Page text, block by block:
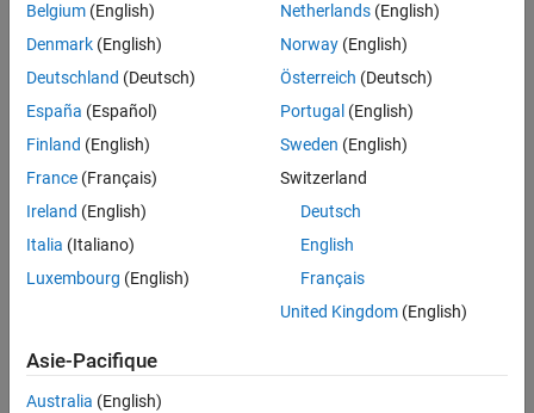
Video length is 5:54
Applications Using MATLAB...
RELATED VIDEOS:
Video length is 27:41
Sharing the Work You've Done in...
Belgium (English)
Denmark (English)
Deutschland (Deutsch)
España (Español)
Finland (English)
France (Français)
Ireland (English)
Italia (Italiano)
Luxembourg (English)
Netherlands(English)
Norway(English)
Österreich (Deutsch)
Portugal (English)
Sweden (English)
Switzerland
Deutsch
English
Français
United Kingdom(English)
Asie-Pacifique
Australia (English)